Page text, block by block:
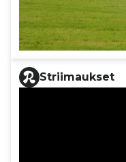
Striimaukset